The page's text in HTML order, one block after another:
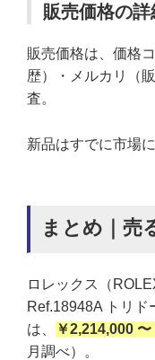
販売価格の詳
販売価格は、価格
歴）・メルカリ（
査。
新品はすでに市場
まとめ｜売
ロレックス（
Ref.18948A トリ
は、
￥2,214,000
月調べ）。